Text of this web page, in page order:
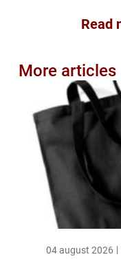
Read
More articles
04 august 2026